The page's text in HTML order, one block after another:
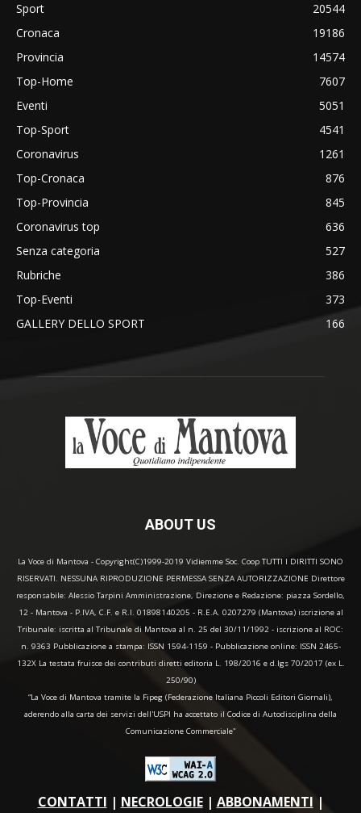
Sport
20544
Cronaca
19186
Provincia
14574
Top-Home
7607
Eventi
5051
Top-Sport
4541
Coronavirus
1261
Top-Cronaca
876
Top-Provincia
845
Coronavirus top
636
Senza categoria
527
Rubriche
386
Top-Eventi
373
GALLERY DELLO SPORT
166
ABOUT US
La Voce di Mantova - Copyright(C)1999-2019 Vidiemme Soc. Coop TUTTI I DIRITTI SONO
RISERVATI. NESSUNA RIPRODUZIONE PERMESSA SENZA AUTORIZZAZIONE Direttore
responsabile: Alessio Tarpini Amministrazione, Direzione e Redazione: piazza Sordello,
12 - Mantova - P.IVA, C.F. e R.I. 01898140205 - R.E.A. 0207279 (Mantova) iscrizione al
Tribunale: iscritta al Tribunale di Mantova al n. 25 del 30/11/1992 - iscrizione al ROC:
n. 9363 Pubblicazione a stampa: ISSN 1594-1159 - Pubblicazione online: ISSN 2465-
132X La testata fruisce dei contributi diretti editoria L. 198/2016 e d.lgs 70/2017 (ex L.
250/90)
“La Voce di Mantova tramite la Fipeg (Federazione Italiana Piccoli Editori Giornali),
aderendo alla carta dei servizi dell'USPI ha accettato il Codice di Autodisciplina della
Comunicazione Commerciale"
CONTATTI | NECROLOGIE| ABBONAMENTI |